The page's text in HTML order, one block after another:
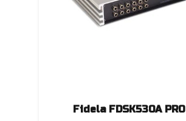
Fidela FDSK530A PRO